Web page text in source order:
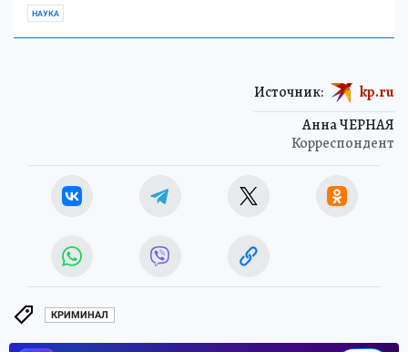
НАУКА
Анна ЧЕРНАЯ
Корреспондент
Источник: kp.ru
КРИМИНАЛ